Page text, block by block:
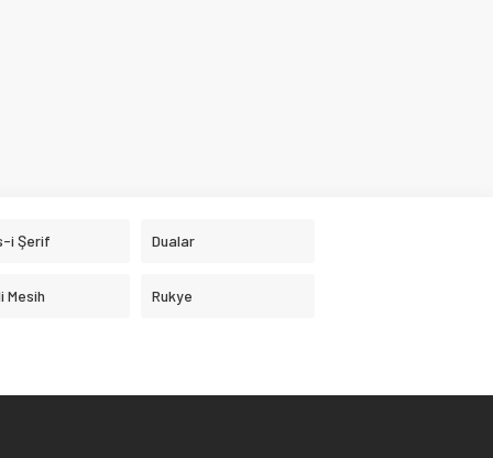
i Şerif Dualar
Mesih Rukye